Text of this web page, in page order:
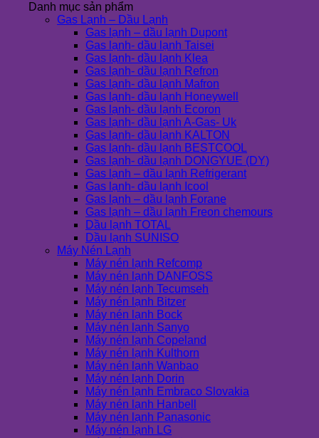
Danh mục sản phẩm
Gas Lạnh – Dầu Lạnh
Gas lạnh – dầu lạnh Dupont
Gas lạnh- dầu lạnh Taisei
Gas lạnh- dầu lạnh Klea
Gas lạnh- dầu lạnh Refron
Gas lạnh- dầu lạnh Mafron
Gas lạnh- dầu lạnh Honeywell
Gas lạnh- dầu lạnh Ecoron
Gas lạnh- dầu lạnh A-Gas- Uk
Gas lạnh- dầu lạnh KALTON
Gas lạnh- dầu lạnh BESTCOOL
Gas lạnh- dầu lạnh DONGYUE (DY)
Gas lạnh – dầu lạnh Refrigerant
Gas lạnh- dầu lạnh Icool
Gas lạnh – dầu lạnh Forane
Gas lạnh – dầu lạnh Freon chemours
Dầu lạnh TOTAL
Dầu lạnh SUNISO
Máy Nén Lạnh
Máy nén lạnh Refcomp
Máy nén lạnh DANFOSS
Máy nén lạnh Tecumseh
Máy nén lạnh Bitzer
Máy nén lạnh Bock
Máy nén lạnh Sanyo
Máy nén lạnh Copeland
Máy nén lạnh Kulthorn
Máy nén lạnh Wanbao
Máy nén lạnh Dorin
Máy nén lạnh Embraco Slovakia
Máy nén lạnh Hanbell
Máy nén lạnh Panasonic
Máy nén lạnh LG